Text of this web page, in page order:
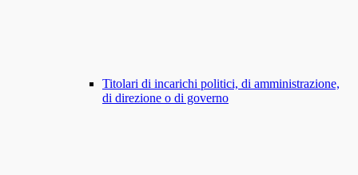
Titolari di incarichi politici, di amministrazione,
di direzione o di governo